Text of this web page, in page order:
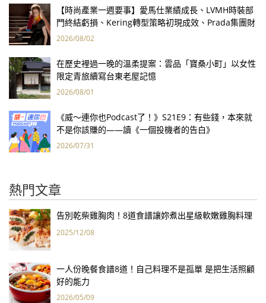
【時尚產業一週要事】愛馬仕業績成長、LVMH時裝部
門終結虧損、Kering轉型策略初現成效、Prada集團財
報亮眼
2026/08/02
在歷史裡過一晚的溫柔提案：雲品「寶桑小町」以女性
限定青旅續寫台東老屋記憶
2026/08/01
《威～連你也Podcast了！》S21E9：有些錢，本來就
不是你該賺的——讀《一個投機者的告白》
2026/07/31
熱門文章
告別乾柴雞胸肉！8道食譜讓妳煮出星級軟嫩雞胸料理
2025/12/08
一人份晚餐食譜8道！自己料理不是孤單 是把生活照顧
好的能力
2026/05/09